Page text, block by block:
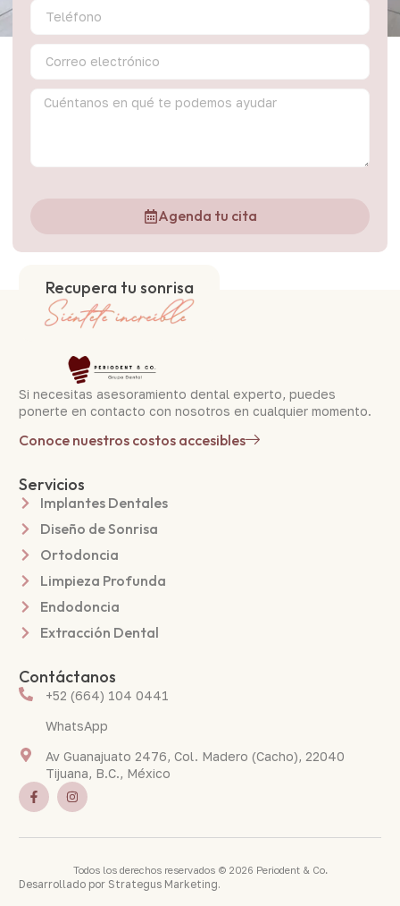
Agenda tu cita
Recupera tu sonrisa
Si necesitas asesoramiento dental experto, puedes
ponerte en contacto con nosotros en cualquier momento.
Conoce nuestros costos accesibles
Servicios
Implantes Dentales
Diseño de Sonrisa
Ortodoncia
Limpieza Profunda
Endodoncia
Extracción Dental
Contáctanos
+52 (664) 104 0441
WhatsApp
Av Guanajuato 2476, Col. Madero (Cacho), 22040
Tijuana, B.C., México
Todos los derechos reservados © 2026 Periodent & Co.
Desarrollado por Strategus Marketing.